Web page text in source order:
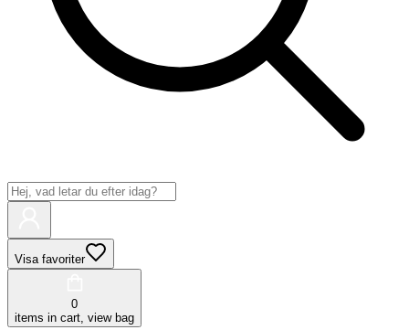
Visa favoriter
0
items in cart, view bag